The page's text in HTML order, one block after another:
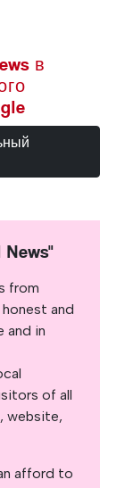
в
from
and
and in
of all
website,
afford to